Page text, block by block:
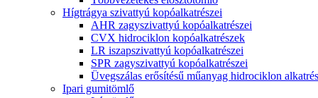
Hígtrágya szivattyú kopóalkatrészei
AHR zagyszivattyú kopóalkatrészei
CVX hidrociklon kopóalkatrészek
LR iszapszivattyú kopóalkatrészei
SPR zagyszivattyú kopóalkatrészei
Üvegszálas erősítésű műanyag hidrociklon
Ipari gumitömlő